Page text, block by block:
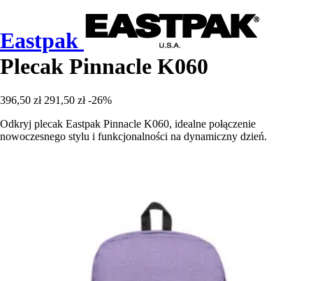
Eastpak
Plecak Pinnacle K060
396,50 zł 291,50 zł -26%
Odkryj plecak Eastpak Pinnacle K060, idealne połączenie
nowoczesnego stylu i funkcjonalności na dynamiczny dzień.